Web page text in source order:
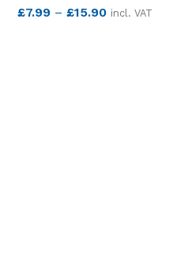
£7.99– £15.90 incl. VAT